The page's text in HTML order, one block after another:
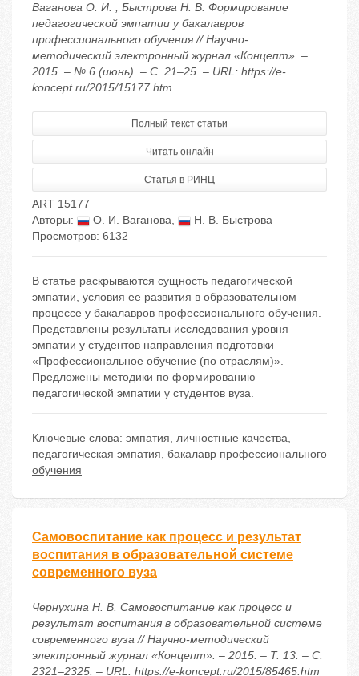
Ваганова О. И. , Быстрова Н. В. Формирование
педагогической эмпатии у бакалавров
профессионального обучения // Научно-
методический электронный журнал «Концепт». –
2015. – № 6 (июнь). – С. 21–25. – URL: https://e-
koncept.ru/2015/15177.htm
Полный текст статьи
Читать онлайн
Статья в РИНЦ
ART 15177
Авторы:
О. И. Ваганова,
Н. В. Быстрова
Просмотров: 6132
В статье раскрываются сущность педагогической
эмпатии, условия ее развития в образовательном
процессе у бакалавров профессионального обучения.
Представлены результаты исследования уровня
эмпатии у студентов направления подготовки
«Профессиональное обучение (по отраслям)».
Предложены методики по формированию
педагогической эмпатии у студентов вуза.
Ключевые слова: эмпатия, личностные качества,
педагогическая эмпатия, бакалавр профессионального
обучения
Самовоспитание как процесс и результат
воспитания в образовательной системе
современного вуза
Чернухина Н. В. Самовоспитание как процесс и
результат воспитания в образовательной системе
современного вуза // Научно-методический
электронный журнал «Концепт». – 2015. – Т. 13. – С.
2321–2325. – URL: https://e-koncept.ru/2015/85465.htm